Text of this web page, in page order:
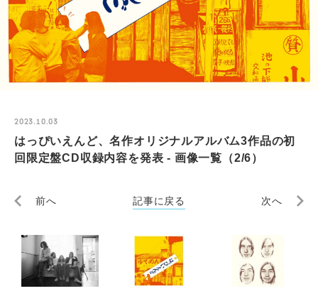
2023.10.03
はっぴいえんど、名作オリジナルアルバム3作品の初
回限定盤CD収録内容を発表 - 画像一覧（2/6）
前へ 記事に戻る 次へ